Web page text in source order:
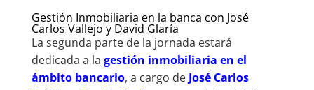
Gestión Inmobiliaria en la banca con José
Carlos Vallejo y David Glaría
La segunda parte de la jornada estará
dedicada a la gestión inmobiliaria en el
ámbito bancario, a cargo de José Carlos